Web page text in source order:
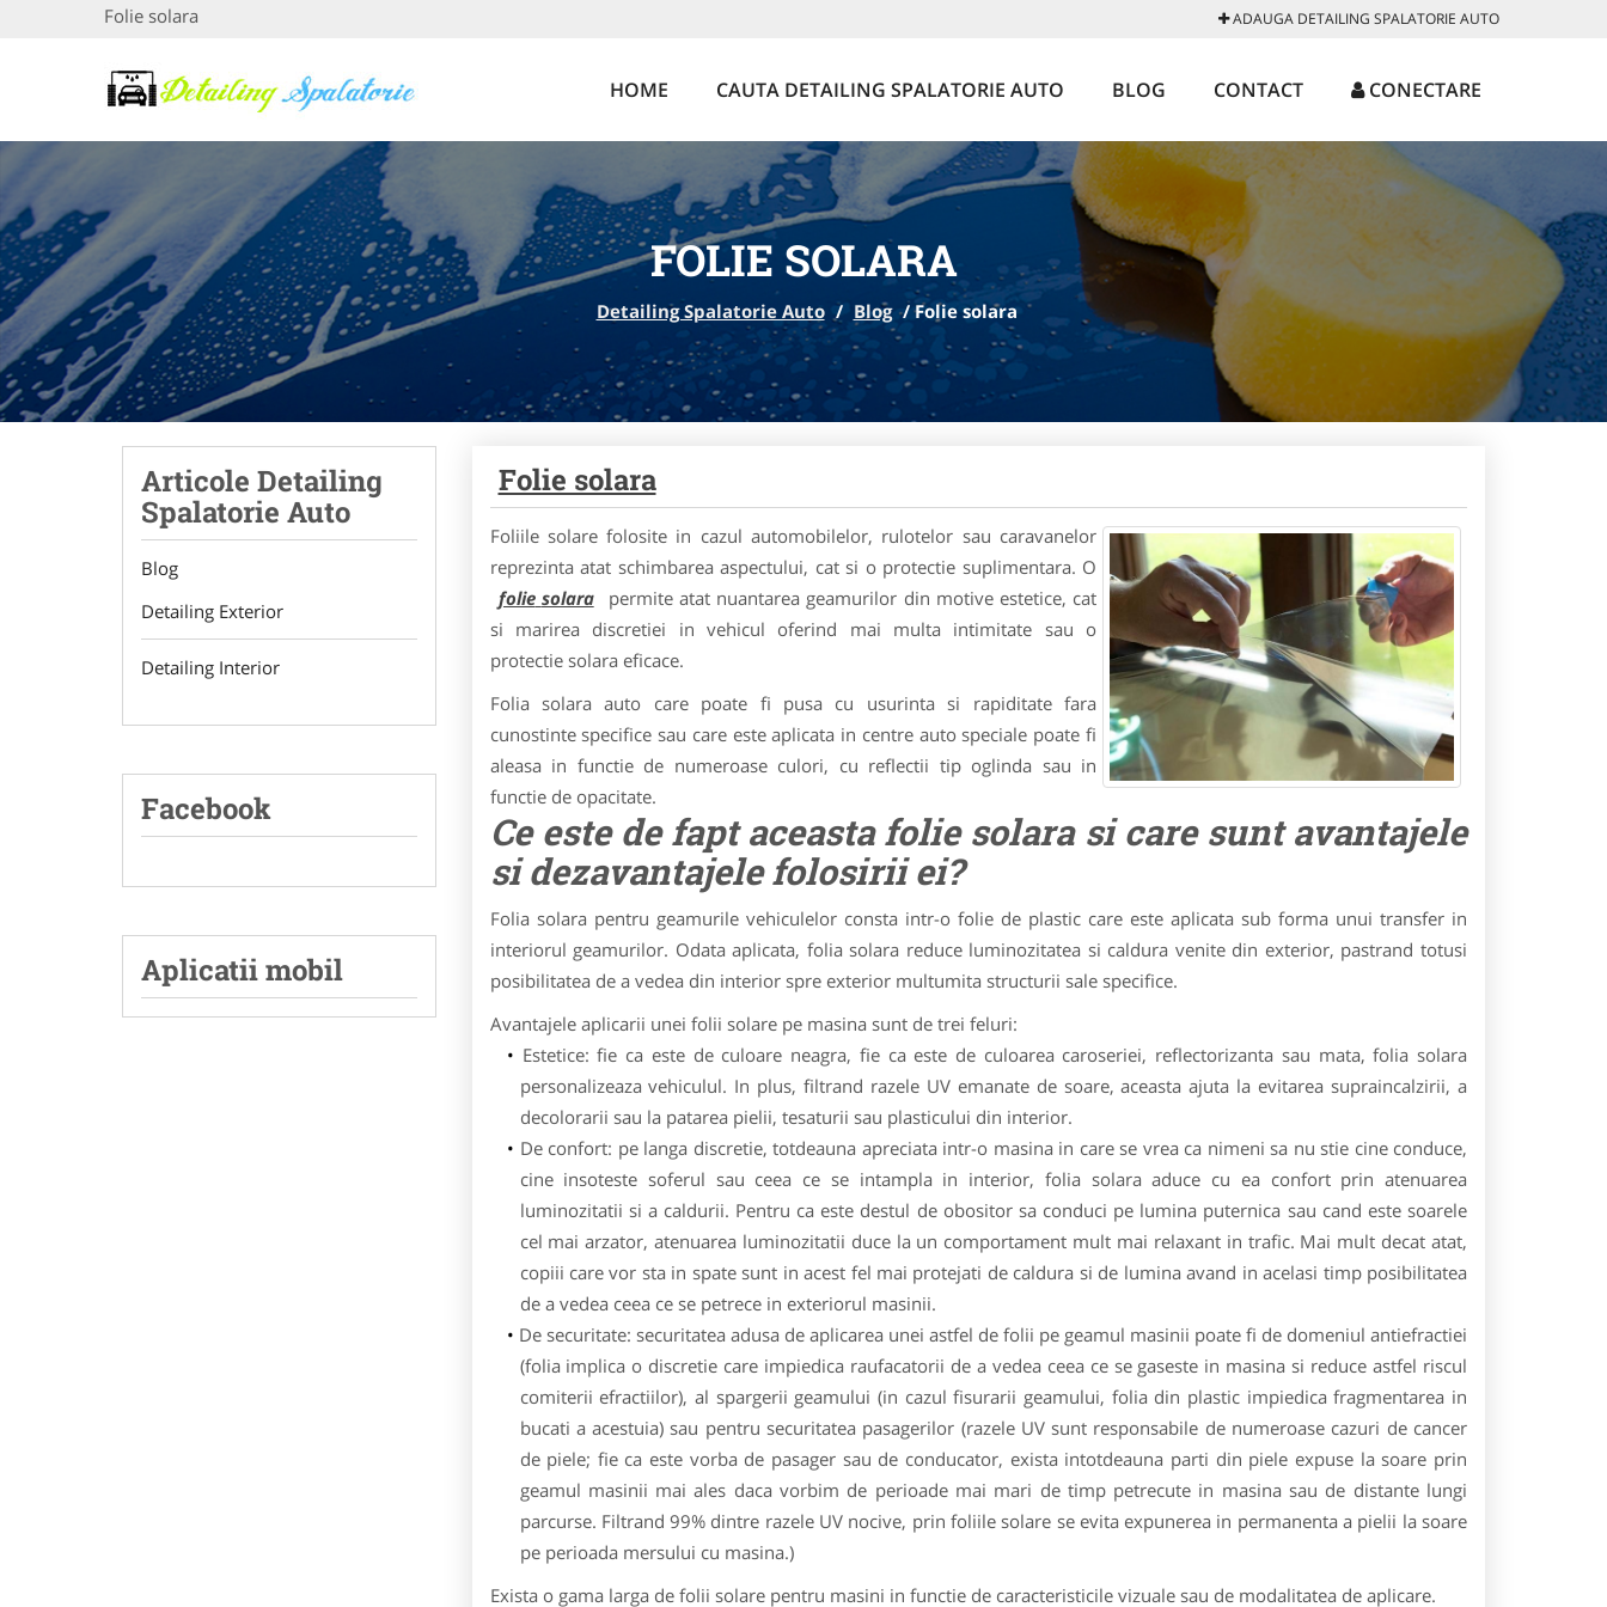
Folie solara ADAUGA DETAILING SPALATORIE AUTO
HOME CAUTA DETAILING SPALATORIE AUTO BLOG CONTACT CONECTARE
FOLIE SOLARA
Detailing Spalatorie Auto / Blog /Folie solara
Articole Detailing
Spalatorie Auto
Blog
Detailing Exterior
Detailing Interior
Facebook
Aplicatii mobil
Folie solara
Foliile solare folosite in cazul automobilelor, rulotelor sau caravanelor
reprezinta atat schimbarea aspectului, cat si o protectie suplimentara. O
folie solara
permite atat nuantarea geamurilor din motive estetice, cat
si marirea discretiei in vehicul oferind mai multa intimitate sau o
protectie solara eficace.
Folia solara auto care poate fi pusa cu usurinta si rapiditate fara
cunostinte specifice sau care este aplicata in centre auto speciale poate fi
aleasa in functie de numeroase culori, cu reflectii tip oglinda sau in
functie de opacitate.
Ce este de fapt aceasta folie solara si care sunt avantajele
si dezavantajele folosirii ei?
Folia solara pentru geamurile vehiculelor consta intr-o folie de plastic care este aplicata sub forma unui transfer in
interiorul geamurilor. Odata aplicata, folia solara reduce luminozitatea si caldura venite din exterior, pastrand totusi
posibilitatea de a vedea din interior spre exterior multumita structurii sale specifice.
Avantajele aplicarii unei folii solare pe masina sunt de trei feluri:
Estetice: fie ca este de culoare neagra, fie ca este de culoarea caroseriei, reflectorizanta sau mata, folia solara
personalizeaza vehiculul. In plus, filtrand razele UV emanate de soare, aceasta ajuta la evitarea supraincalzirii, a
decolorarii sau la patarea pielii, tesaturii sau plasticului din interior.
De confort: pe langa discretie, totdeauna apreciata intr-o masina in care se vrea ca nimeni sa nu stie cine conduce,
cine insoteste soferul sau ceea ce se intampla in interior, folia solara aduce cu ea confort prin atenuarea
luminozitatii si a caldurii. Pentru ca este destul de obositor sa conduci pe lumina puternica sau cand este soarele
cel mai arzator, atenuarea luminozitatii duce la un comportament mult mai relaxant in trafic. Mai mult decat atat,
copiii care vor sta in spate sunt in acest fel mai protejati de caldura si de lumina avand in acelasi timp posibilitatea
de a vedea ceea ce se petrece in exteriorul masinii.
De securitate: securitatea adusa de aplicarea unei astfel de folii pe geamul masinii poate fi de domeniul antiefractiei
(folia implica o discretie care impiedica raufacatorii de a vedea ceea ce se gaseste in masina si reduce astfel riscul
comiterii efractiilor), al spargerii geamului (in cazul fisurarii geamului, folia din plastic impiedica fragmentarea in
bucati a acestuia) sau pentru securitatea pasagerilor (razele UV sunt responsabile de numeroase cazuri de cancer
de piele; fie ca este vorba de pasager sau de conducator, exista intotdeauna parti din piele expuse la soare prin
geamul masinii mai ales daca vorbim de perioade mai mari de timp petrecute in masina sau de distante lungi
parcurse. Filtrand 99% dintre razele UV nocive, prin foliile solare se evita expunerea in permanenta a pielii la soare
pe perioada mersului cu masina.)
Exista o gama larga de folii solare pentru masini in functie de caracteristicile vizuale sau de modalitatea de aplicare.